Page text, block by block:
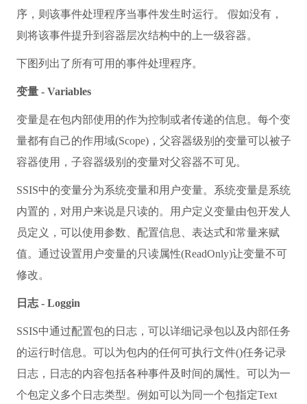
序，则该事件处理程序当事件发生时运行。 假如没有，
则将该事件提升到容器层次结构中的上一级容器。
下图列出了所有可用的事件处理程序。
变量 - Variables
变量是在包内部使用的作为控制或者传递的信息。每个变
量都有自己的作用域(Scope)，父容器级别的变量可以被子
容器使用，子容器级别的变量对父容器不可见。
SSIS中的变量分为系统变量和用户变量。系统变量是系统
内置的，对用户来说是只读的。用户定义变量由包开发人
员定义，可以使用参数、配置信息、表达式和常量来赋
值。通过设置用户变量的只读属性(ReadOnly)让变量不可
修改。
日志 - Loggin
SSIS中通过配置包的日志，可以详细记录包以及内部任务
的运行时信息。可以为包内的任何可执行文件()任务记录
日志，日志的内容包括各种事件及时间的属性。可以为一
个包定义多个日志类型。例如可以为同一个包指定Text